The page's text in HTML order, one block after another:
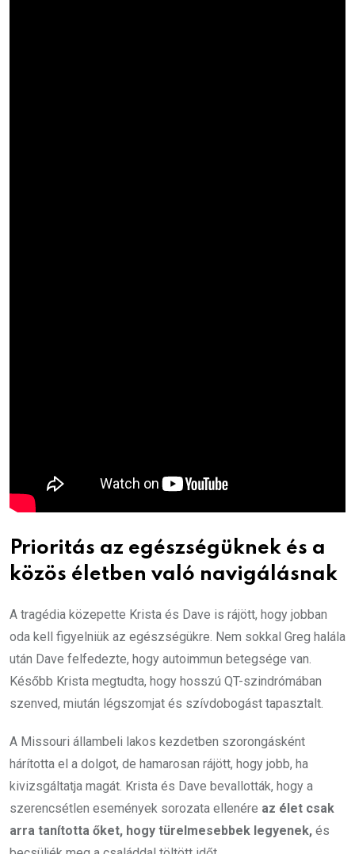
Prioritás az egészségüknek és a
közös életben való navigálásnak
A tragédia közepette Krista és Dave is rájött, hogy jobban
oda kell figyelniük az egészségükre. Nem sokkal Greg halála
után Dave felfedezte, hogy autoimmun betegsége van.
Később Krista megtudta, hogy hosszú QT-szindrómában
szenved, miután légszomjat és szívdobogást tapasztalt.
A Missouri állambeli lakos kezdetben szorongásként
hárította el a dolgot, de hamarosan rájött, hogy jobb, ha
kivizsgáltatja magát. Krista és Dave bevallották, hogy a
szerencsétlen események sorozata ellenére az élet csak
arra tanította őket, hogy türelmesebbek legyenek, és